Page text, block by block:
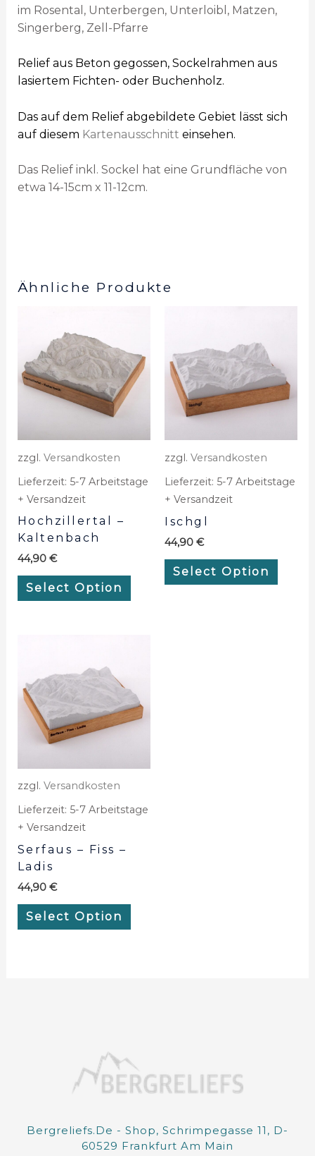
im Rosental, Unterbergen, Unterloibl, Matzen,
Singerberg, Zell-Pfarre
Relief aus Beton gegossen, Sockelrahmen aus
lasiertem Fichten- oder Buchenholz.
Das auf dem Relief abgebildete Gebiet lässt sich
auf diesem Kartenausschnitt einsehen.
Das Relief inkl. Sockel hat eine Grundfläche von
etwa 14-15cm x 11-12cm.
Ähnliche Produkte
zzgl. Versandkosten
Lieferzeit: 5-7 Arbeitstage
+ Versandzeit
Hochzillertal –
Kaltenbach
44,90 €
Select Option
zzgl. Versandkosten
Lieferzeit: 5-7 Arbeitstage
+ Versandzeit
Ischgl
44,90 €
Select Option
zzgl. Versandkosten
Lieferzeit: 5-7 Arbeitstage
+ Versandzeit
Serfaus – Fiss –
Ladis
44,90 €
Select Option
Bergreliefs.de - Shop, Schrimpegasse 11, D-
60529 Frankfurt Am Main